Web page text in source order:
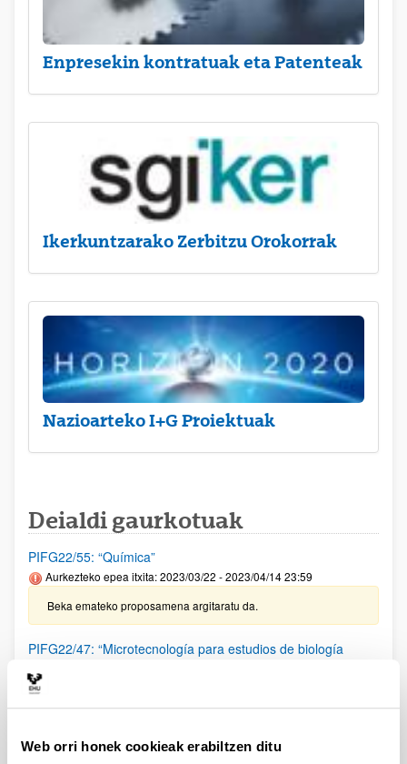
Web orri honek cookieak erabiltzen ditu
Enpresekin kontratuak eta Patenteak
Ikerkuntzarako Zerbitzu Orokorrak
Nazioarteko I+G Proiektuak
Deialdi gaurkotuak
PIFG22/55: “Química”
Aurkezteko epea itxita: 2023/03/22 - 2023/04/14 23:59
Beka emateko proposamena argitaratu da.
PIFG22/47: “Microtecnología para estudios de biología